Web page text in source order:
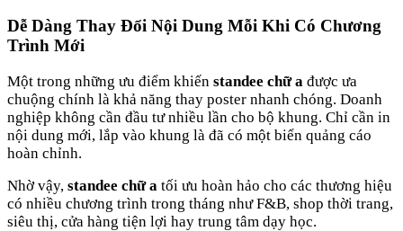
Dễ Dàng Thay Đổi Nội Dung Mỗi Khi Có Chương
Trình Mới
Một trong những ưu điểm khiến standee chữ a được ưa
chuộng chính là khả năng thay poster nhanh chóng. Doanh
nghiệp không cần đầu tư nhiều lần cho bộ khung. Chỉ cần in
nội dung mới, lắp vào khung là đã có một biển quảng cáo
hoàn chỉnh.
Nhờ vậy, standee chữ a tối ưu hoàn hảo cho các thương hiệu
có nhiều chương trình trong tháng như F&B, shop thời trang,
siêu thị, cửa hàng tiện lợi hay trung tâm dạy học.